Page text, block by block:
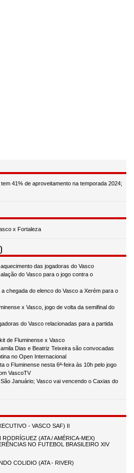
41% de aproveitamento na temporada 2024;
x Fortaleza
das jogadoras do Vasco
do Vasco para o jogo contra o
chegada do elenco do Vasco a Xerém para o
x Vasco, jogo de volta da semifinal do
do Vasco relacionadas para a partida
de Fluminense x Vasco
Dias e Beatriz Teixeira são convocadas
no Open Internacional
o Fluminense nesta 6ª-feira às 10h pelo jogo
VascoTV
Januário; Vasco vai vencendo o Caxias do